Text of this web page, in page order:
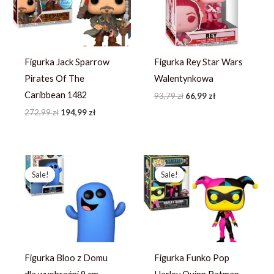
Figurka Jack Sparrow
Pirates Of The
Caribbean 1482
272,99zł 194,99zł
Figurka Rey Star Wars
Walentynkowa
93,79zł 66,99zł
Sale!
Sale!
Figurka Bloo z Domu
Pierwotna
cena
wynosiła:
81,19 zł.
wynosi:
57,99 zł.
Sale!
Sale!
Figurka Funko Pop
Pierwotna
wynosiła:
214,23 zł.
wynosi:
164,79 zł.